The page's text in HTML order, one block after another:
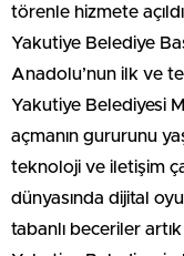
törenle hizmete
Yakutiye Belediye
Anadolu’nun ilk ve
Yakutiye Belediyesi
açmanın gururunu
teknoloji ve iletişim
dünyasında dijital
tabanlı beceriler